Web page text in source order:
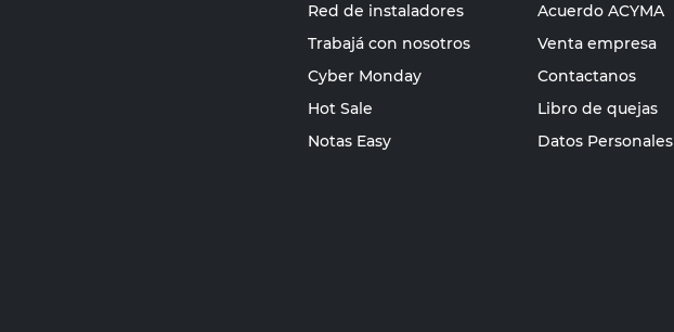
Red de instaladores
Trabajá con nosotros
Cyber Monday
Hot Sale
Notas Easy
Acuerdo ACYMA
Venta empresa
Contactanos
Libro de quejas
Datos Personales